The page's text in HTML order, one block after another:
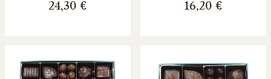
24,30 € 16,20 €